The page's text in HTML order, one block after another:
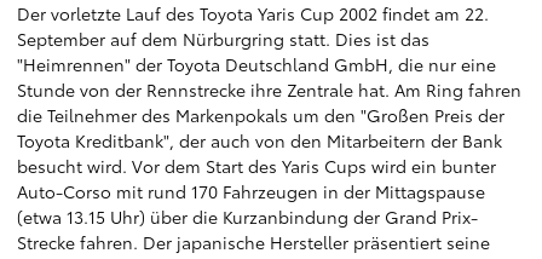
Der vorletzte Lauf des Toyota Yaris Cup 2002 findet am 22.
September auf dem Nürburgring statt. Dies ist das
"Heimrennen" der Toyota Deutschland GmbH, die nur eine
Stunde von der Rennstrecke ihre Zentrale hat. Am Ring fahren
die Teilnehmer des Markenpokals um den "Großen Preis der
Toyota Kreditbank", der auch von den Mitarbeitern der Bank
besucht wird. Vor dem Start des Yaris Cups wird ein bunter
Auto-Corso mit rund 170 Fahrzeugen in der Mittagspause
(etwa 13.15 Uhr) über die Kurzanbindung der Grand Prix-
Strecke fahren. Der japanische Hersteller präsentiert seine